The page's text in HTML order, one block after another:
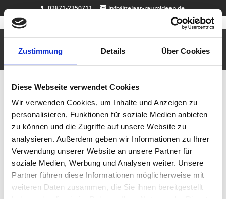
Zustimmung Details Über Cookies
Diese Webseite verwendet Cookies
Wir verwenden Cookies, um Inhalte und Anzeigen zu
personalisieren, Funktionen für soziale Medien anbieten
zu können und die Zugriffe auf unsere Website zu
analysieren. Außerdem geben wir Informationen zu Ihrer
Verwendung unserer Website an unsere Partner für
soziale Medien, Werbung und Analysen weiter. Unsere
Partner führen diese Informationen möglicherweise mit
weiteren Daten zusammen, die Sie ihnen bereitgestellt
02871-2350711 info@telaar-raumideen.de
Dachschrägenschränke,Design Einbauschränke
Badmöbel Eiche
März 20, 2012 |Badezimmer ,Design,
Einbauschränke
Ein elegantes beispiel für ein Waschtisch mit Spiegel aus Massiv Eiche.
Neueste Beiträge
Badewanne Eiche